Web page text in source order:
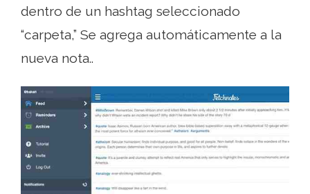
dentro de un hashtag seleccionado
“carpeta,” Se agrega automáticamente a la
nueva nota..